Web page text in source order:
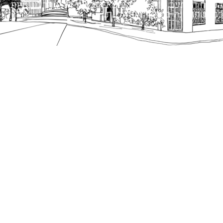
הנוסח המחייב הוא זה הקבוע בהוראות הדין הרלוונטיות
כפי שתהיינה בתוקף מעת לעת.